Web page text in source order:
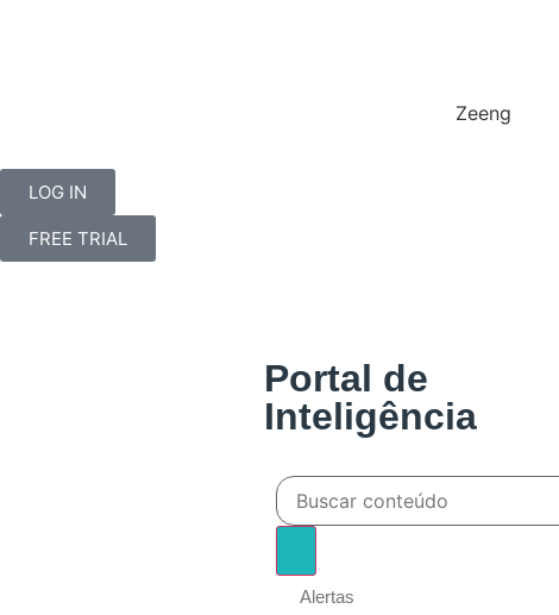
Zeeng
LOG IN
FREE TRIAL
Portal de
Inteligência
Alertas